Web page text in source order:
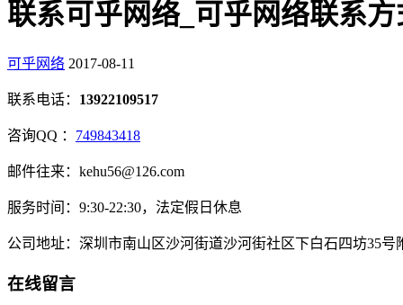
联系可乎网络_可乎网络联系方
可乎网络 2017-08-11
联系电话： 13922109517
咨询QQ ： 749843418
邮件往来：kehu56@126.com
服务时间：9:30-22:30，法定假日休息
公司地址：深圳市南山区沙河街道沙河街社区下白石四坊35号
在线留言